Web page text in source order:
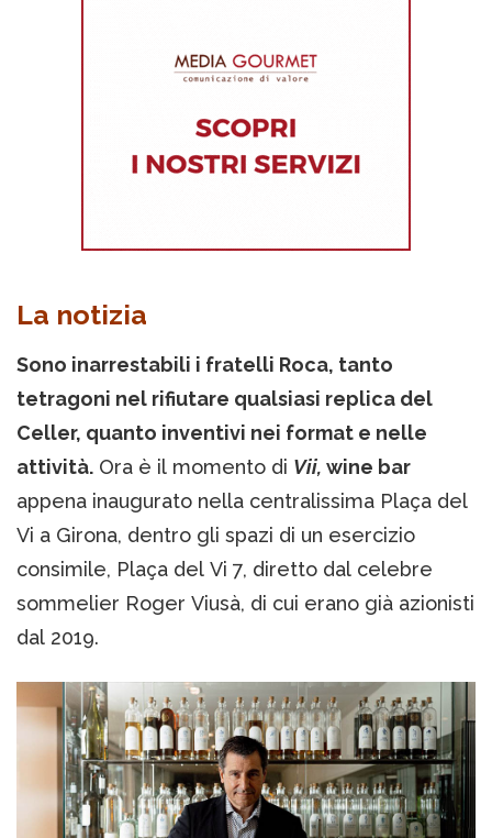
La notizia
Sono inarrestabili i fratelli Roca, tanto
tetragoni nel rifiutare qualsiasi replica del
Celler, quanto inventivi nei format e nelle
attività. Ora è il momento di Vii, wine bar
appena inaugurato nella centralissima Plaça del
Vi a Girona, dentro gli spazi di un esercizio
consimile, Plaça del Vi 7, diretto dal celebre
sommelier Roger Viusà, di cui erano già azionisti
dal 2019.